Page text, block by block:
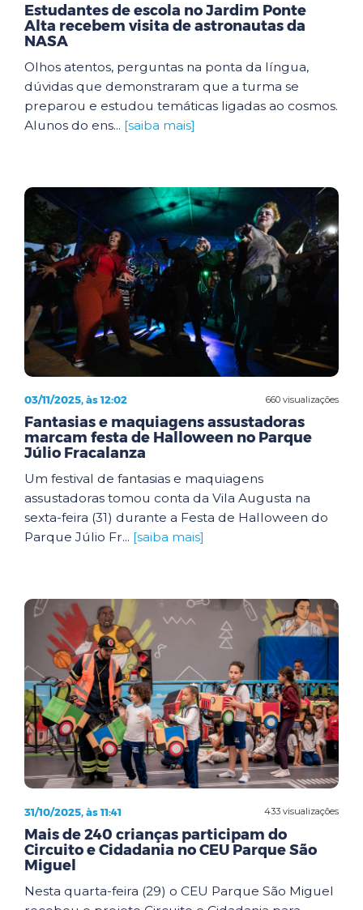
Estudantes de escola no Jardim Ponte
Alta recebem visita de astronautas da
NASA
Olhos atentos, perguntas na ponta da língua,
dúvidas que demonstraram que a turma se
preparou e estudou temáticas ligadas ao cosmos.
Alunos do ens... [saiba mais]
660 visualizações
03/11/2025, às 12:02
Fantasias e maquiagens assustadoras
marcam festa de Halloween no Parque
Júlio Fracalanza
Um festival de fantasias e maquiagens
assustadoras tomou conta da Vila Augusta na
sexta-feira (31) durante a Festa de Halloween do
Parque Júlio Fr... [saiba mais]
433 visualizações
31/10/2025, às 11:41
Mais de 240 crianças participam do
Circuito e Cidadania no CEU Parque São
Miguel
Nesta quarta-feira (29) o CEU Parque São Miguel